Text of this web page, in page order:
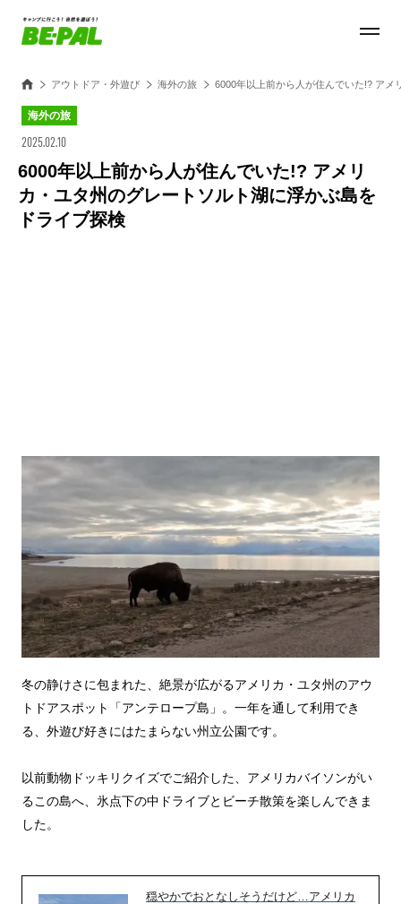
アウトドア・外遊び 海外の旅 6000年以上前から人が住んでいた!? アメ
海外の旅
2025.02.10
6000年以上前から人が住んでいた!? アメリ
カ・ユタ州のグレートソルト湖に浮かぶ島を
ドライブ探検
冬の静けさに包まれた、絶景が広がるアメリカ・ユタ州のアウ
トドアスポット「アンテロープ島」。一年を通して利用でき
る、外遊び好きにはたまらない州立公園です。
以前動物ドッキリクイズでご紹介した、アメリカバイソンがい
るこの島へ、氷点下の中ドライブとビーチ散策を楽しんできま
した。
穏やかでおとなしそうだけど…アメリカ